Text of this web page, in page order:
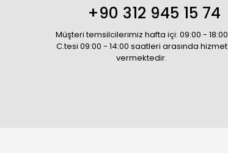
+90 312 945 15 74
Müşteri temsilcilerimiz hafta içi: 09:00 - 18:00
C.tesi 09:00 - 14:00 saatleri arasında hizmet
vermektedir.